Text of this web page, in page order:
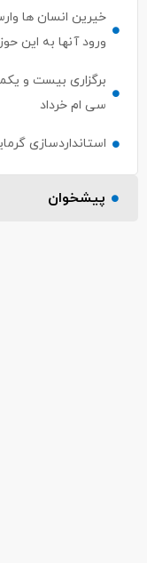
خیرین انسان ها
ورود آنها به این
برگزاری بیست و
سی ام خرداد
استانداردسازی گرمایشی 5600کلاس
پیشخوان